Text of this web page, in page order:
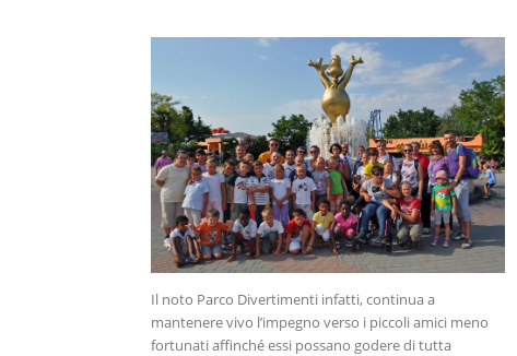
Il noto Parco Divertimenti infatti, continua a
mantenere vivo l’impegno verso i piccoli amici meno
fortunati affinché essi possano godere di tutta